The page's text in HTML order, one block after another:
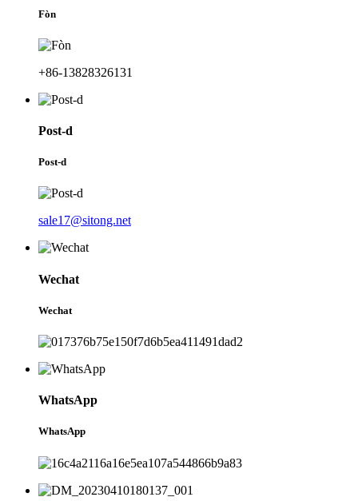
Fòn
+86-13828326131
Post-d
Post-d
sale17@sitong.net
Wechat
Wechat
WhatsApp
WhatsApp